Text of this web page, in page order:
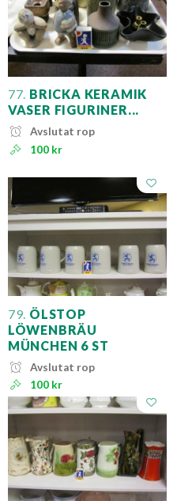
77. BRICKA KERAMIK
VASER FIGURINER...
Avslutat rop
100 kr
79. ÖLSTOP
LÖWENBRÄU
MÜNCHEN 6 ST
Avslutat rop
100 kr